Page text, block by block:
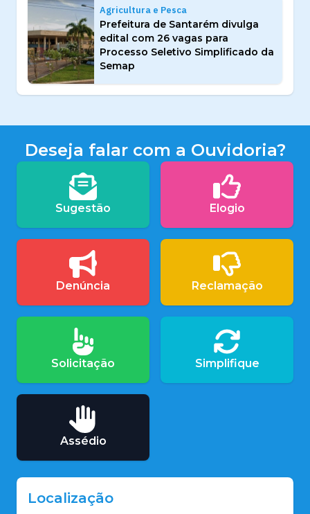
Agricultura e Pesca
Prefeitura de Santarém divulga
edital com 26 vagas para
Processo Seletivo Simplificado da
Semap
Deseja falar com a Ouvidoria?
Sugestão Elogio
Denúncia Reclamação
Solicitação Simplifique
Assédio
Localização